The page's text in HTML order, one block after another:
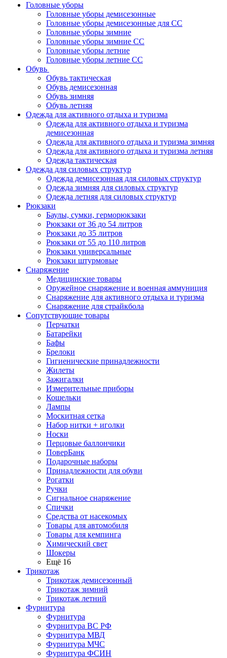
Головные уборы
Головные уборы демисезонные
Головные уборы демисезонные для СС
Головные уборы зимние
Головные уборы зимние СС
Головные уборы летние
Головные уборы летние СС
Обувь
Обувь тактическая
Обувь демисезонная
Обувь зимняя
Обувь летняя
Одежда для активного отдыха и туризма
Одежда для активного отдыха и туризма
демисезонная
Одежда для активного отдыха и туризма зимняя
Одежда для активного отдыха и туризма летняя
Одежда тактическая
Одежда для силовых структур
Одежда демисезонная для силовых структур
Одежда зимняя для силовых структур
Одежда летняя для силовых структур
Рюкзаки
Баулы, сумки, герморюкзаки
Рюкзаки от 36 до 54 литров
Рюкзаки до 35 литров
Рюкзаки от 55 до 110 литров
Рюкзаки универсальные
Рюкзаки штурмовые
Снаряжение
Медицинские товары
Оружейное снаряжение и военная аммуниция
Снаряжение для активного отдыха и туризма
Снаряжение для страйкбола
Сопутствующие товары
Перчатки
Батарейки
Бафы
Брелоки
Гигиенические принадлежности
Жилеты
Зажигалки
Измерительные приборы
Кошельки
Лампы
Москитная сетка
Набор нитки + иголки
Носки
Перцовые баллончики
ПоверБанк
Подарочные наборы
Принадлежности для обуви
Рогатки
Ручки
Сигнальное снаряжение
Спички
Средства от насекомых
Товары для автомобиля
Товары для кемпинга
Химический свет
Шокеры
Ещё 16
Трикотаж
Трикотаж демисезонный
Трикотаж зимний
Трикотаж летний
Фурнитура
Фурнитура
Фурнитура ВС РФ
Фурнитура МВД
Фурнитура МЧС
Фурнитура ФСИН